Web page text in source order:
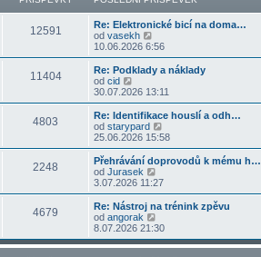
í
s
v
e
d
n
í
p
ř
í
s
ě
v
e
k
o
s
l
d
n
í
ř
í
s
p
ě
v
e
k
t
o
s
l
d
n
í
ř
í
s
ě
v
e
12591
Re: Elektronické bicí na doma…
od vasekh
o
b
r
a
z
p
o
s
e
d
n
í
p
ř
í
s
10.06.2026 6:56
11404
Re: Podklady a náklady
od cid
o
b
r
a
z
t
p
o
s
e
d
n
í
30.07.2026 13:11
4803
Re: Identifikace houslí a odh…
od starypard
o
b
r
z
t
p
o
s
l
25.06.2026 15:58
2248
Přehrávání doprovodů k mému h…
od Jurasek
o
b
r
z
t
3.07.2026 11:27
4679
Re: Nástroj na trénink zpěvu
od angorak
o
b
r
8.07.2026 21:30